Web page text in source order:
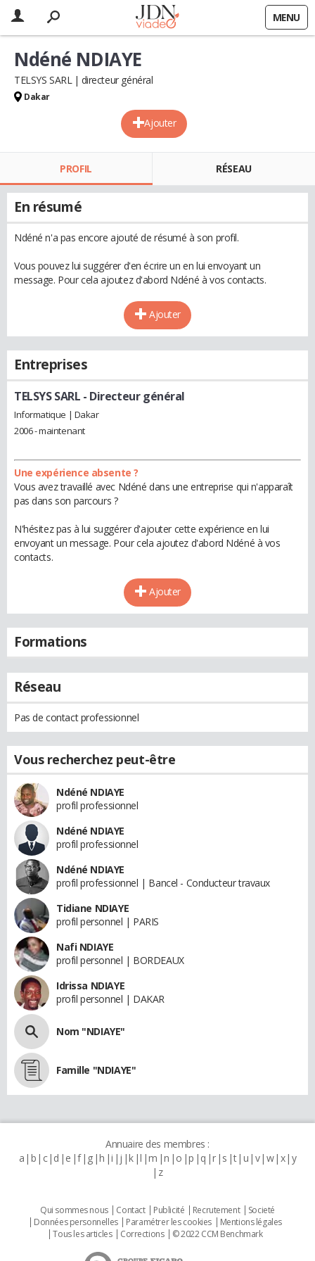
MENU
Ajouter
Ndéné NDIAYE
TELSYS SARL directeur général
Dakar
PROFIL RÉSEAU
En résumé
Ndéné n'a pas encore ajouté de résumé à son profil.
Vous pouvez lui suggérer d'en écrire un en lui envoyant un
message. Pour cela ajoutez d'abord Ndéné à vos contacts.
Ajouter
Entreprises
TELSYS SARL - Directeur général
Informatique | Dakar
2006 - maintenant
Une expérience absente ?
Vous avez travaillé avec Ndéné dans une entreprise qui n'apparaît
pas dans son parcours ?
N'hésitez pas à lui suggérer d'ajouter cette expérience en lui
envoyant un message. Pour cela ajoutez d'abord Ndéné à vos
contacts.
Ajouter
Formations
Réseau
Pas de contact professionnel
Vous recherchez peut-être
Ndéné NDIAYE
profil professionnel
Ndéné NDIAYE
profil professionnel
Ndéné NDIAYE
profil professionnel | Bancel - Conducteur travaux
Tidiane NDIAYE
profil personnel | PARIS
Nafi NDIAYE
profil personnel | BORDEAUX
Idrissa NDIAYE
profil personnel | DAKAR
Nom "NDIAYE"
Famille "NDIAYE"
Annuaire des membres :
a b c d e f g h i j k l m n o p q r s t u v w x y
z
Qui sommes nous Contact Publicité Recrutement
Societé
Données personnelles
Paramétrer les cookies
Mentions légales
Tous les articles
Corrections © 2022 CCM Benchmark